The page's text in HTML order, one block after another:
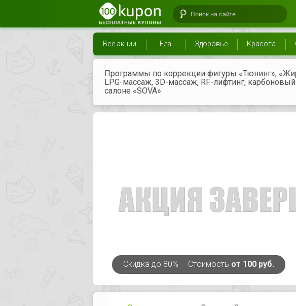
Все акции Еда Здоровье Красота
Программы по коррекции фигуры «Тюнинг»,
LPG-массаж, 3D-массаж, RF-лифтинг,
салоне «SOVA».
Скидка до 80% Стоимость от 100 руб.